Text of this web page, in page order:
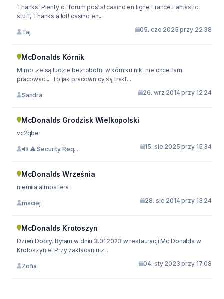
Thanks. Plenty of forum posts! casino en ligne France Fantastic
stuff, Thanks a lot! casino en...
Taj 05. cze 2025 przy 22:38
McDonalds Kórnik
Mimo ,że są ludzie bezrobotni w kórniku nikt nie chce tam
pracowac.... To jak pracownicy są trakt...
Sandra 26. wrz 2014 przy 12:24
McDonalds Grodzisk Wielkopolski
vc2qbe
🔊 ⚠️ Security Req... 15. sie 2025 przy 15:34
McDonalds Września
niemila atmosfera
maciej 28. sie 2014 przy 13:24
McDonalds Krotoszyn
Dzień Dobry. Byłam w dniu 3.01.2023 w restauracji Mc Donalds w
Krotoszynie. Przy zakładaniu z...
Zofia 04. sty 2023 przy 17:08